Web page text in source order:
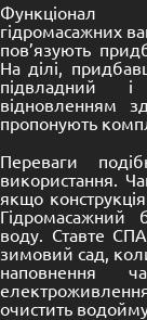
Функціонал
гідромасажних
пов’язують
На ділі,
підвладний
відновленням
пропонують
Переваги
використання.
якщо
Гідромасажний
воду. Ставте
зимовий сад,
наповнення
очистить